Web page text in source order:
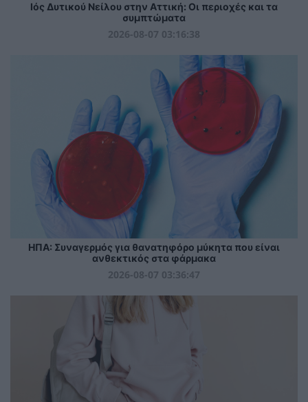
Ιός Δυτικού Νείλου στην Αττική: Οι περιοχές και τα
συμπτώματα
2026-08-07 03:16:38
ΗΠΑ: Συναγερμός για θανατηφόρο μύκητα που είναι
ανθεκτικός στα φάρμακα
2026-08-07 03:36:47